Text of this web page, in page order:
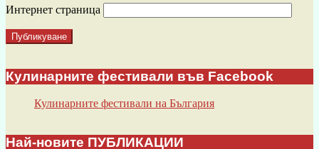
Интернет страница
Кулинарните фестивали във Facebook
Кулинарните фестивали на България
Най-новите ПУБЛИКАЦИИ